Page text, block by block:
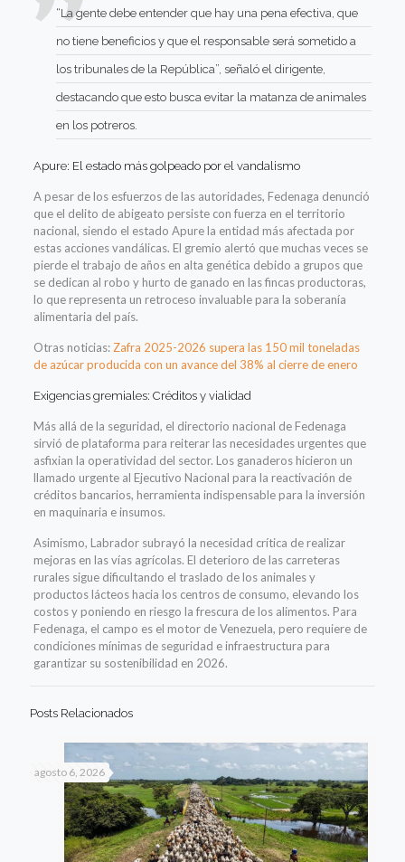
“La gente debe entender que hay una pena efectiva, que
no tiene beneficios y que el responsable será sometido a
los tribunales de la República”, señaló el dirigente,
destacando que esto busca evitar la matanza de animales
en los potreros.
Apure: El estado más golpeado por el vandalismo
A pesar de los esfuerzos de las autoridades, Fedenaga denunció
que el delito de abigeato persiste con fuerza en el territorio
nacional, siendo el estado Apure la entidad más afectada por
estas acciones vandálicas. El gremio alertó que muchas veces se
pierde el trabajo de años en alta genética debido a grupos que
se dedican al robo y hurto de ganado en las fincas productoras,
lo que representa un retroceso invaluable para la soberanía
alimentaria del país.
Otras noticias: Zafra 2025-2026 supera las 150 mil toneladas
de azúcar producida con un avance del 38% al cierre de enero
Exigencias gremiales: Créditos y vialidad
Más allá de la seguridad, el directorio nacional de Fedenaga
sirvió de plataforma para reiterar las necesidades urgentes que
asfixian la operatividad del sector. Los ganaderos hicieron un
llamado urgente al Ejecutivo Nacional para la reactivación de
créditos bancarios, herramienta indispensable para la inversión
en maquinaria e insumos.
Asimismo, Labrador subrayó la necesidad crítica de realizar
mejoras en las vías agrícolas. El deterioro de las carreteras
rurales sigue dificultando el traslado de los animales y
productos lácteos hacia los centros de consumo, elevando los
costos y poniendo en riesgo la frescura de los alimentos. Para
Fedenaga, el campo es el motor de Venezuela, pero requiere de
condiciones mínimas de seguridad e infraestructura para
garantizar su sostenibilidad en 2026.
Posts Relacionados
agosto 6, 2026